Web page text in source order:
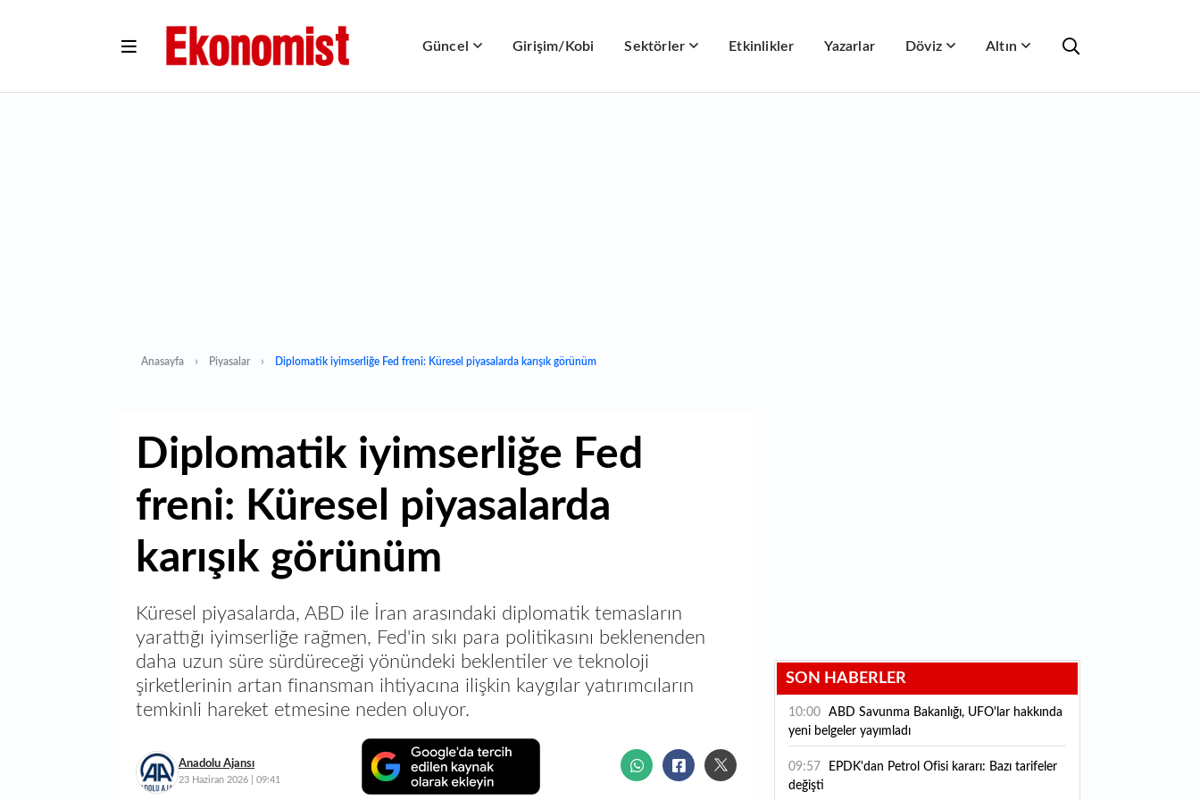
Güncel Girişim/Kobi Sektörler Etkinlikler Yazarlar Döviz Altın
Anasayfa Piyasalar Diplomatik iyimserliğe Fed freni: Küresel piyasalarda karışık görünüm
Diplomatik iyimserliğe Fed
freni: Küresel piyasalarda
karışık görünüm
Küresel piyasalarda, ABD ile İran arasındaki diplomatik temasların
yarattığı iyimserliğe rağmen, Fed'in sıkı para politikasını beklenenden
daha uzun süre sürdüreceği yönündeki beklentiler ve teknoloji
şirketlerinin artan finansman ihtiyacına ilişkin kaygılar yatırımcıların
temkinli hareket etmesine neden oluyor.
Anadolu Ajansı
23 Haziran 2026 | 09:41
SON HABERLER
10:00
ABD Savunma Bakanlığı, UFO'lar hakkında
yeni belgeler yayımladı
09:57
değişti